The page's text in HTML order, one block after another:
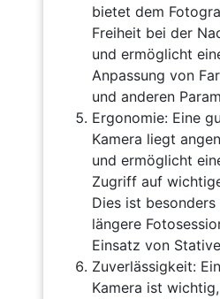
bietet dem
Freiheit bei der
und ermöglicht
Anpassung von
und anderen
Ergonomie: Eine
Kamera liegt
und ermöglicht
Zugriff auf
Dies ist
längere
Einsatz von
Zuverlässigkeit:
Kamera ist